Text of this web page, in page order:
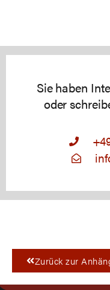
Sie haben
oder
Zurück zur